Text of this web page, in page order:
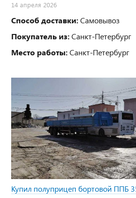
14 апреля 2026
Способ доставки:Самовывоз
Покупатель из:Санкт-Петербург
Место работы:Санкт-Петербург
Купил полуприцеп бортовой ППБ